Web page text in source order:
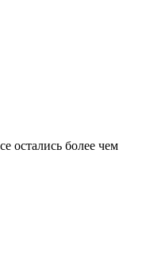
остались более чем